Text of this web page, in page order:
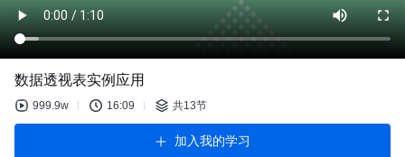
数据透视表实例应用
999.9w 16:09 共13节
加入我的学习